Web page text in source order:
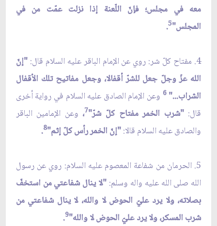
معه في مجلس؛ فإنّ اللّعنة إذا نزلت عمّت من في
المجلس"5
.
4. مفتاح كلّ شر: روي عن الإمام الباقر عليه السلام قال:
"إنّ
الله عزّ وجلّ جعل للشرّ أقفالا، وجعل مفاتيح تلك الأقفال
الشراب..."6 وعن الإمام الصادق عليه السلام في رواية أخرى
قال:"شرب الخمر مفتاح كلّ شرّ"7، وعن الإمامين الباقر
والصادق عليه السلام قالا:"إنّ الخمر رأس كلّ إثم"8
.
5. الحرمان من شفاعة المعصوم عليه السلام: روي عن رسول
الله صلى الله عليه واله وسلم: "لا ينال شفاعتي من استخفّ
بصلاته، ولا يرد عليّ الحوض لا والله، لا ينال شفاعتي من
شرب المسكر، ولا يرد عليّ الحوض لا والله"9
.